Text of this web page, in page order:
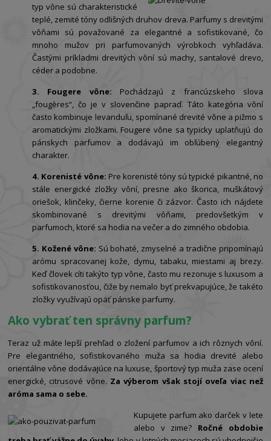
typ vône sú charakteristické
teplé, zemité tóny odlišných druhov dreva. Parfumy s drevitými
vôňami sú považované za elegantné a sofistikované, čo
mnoho mužov pri parfumovaných výrobkoch vyhľadáva.
Častými príkladmi drevitých vôní sú machy, santalové drevo,
céder a podobne.
3. Fougere vône: Pochádzajú z francúzskeho slova
„fougères“, čo je v slovenčine papraď. Táto kategória vôní
často kombinuje levanduľu, spomínané drevité vône a pižmo s
aromatickými zložkami. Fougere vône sa typicky uplatňujú do
pánskych parfumov a dodávajú im obľúbený elegantný
charakter.
4. Korenisté vône: Pre korenisté tóny sú typické pikantné, no
stále energické zložky vôní, presne ako škorica, muškátový
oriešok, klinčeky, čierne korenie či zázvor. Často ich nájdete
skombinované s drevitými vôňami, predovšetkým v
parfumoch, ktoré sa hodia na večer a do zimného obdobia.
5. Kožené vône: Sú bohaté, zmyselné a tradične pripomínajú
arómu spracovanej kože, dymu, tabaku, miestami aj brezy.
Keď človek cíti takýto typ vône, často mu rezonuje s luxusom a
sofistikovanosťou, čiže by nemalo byť prekvapujúce, že takéto
zložky využívajú opäť pánske parfumy.
Ako vybrať ten správny parfum?
Teraz už máte lepší prehľad o zložení parfumov a ich rôznych vôní.
Pre elegantného, sofistikovaného muža sa hodia drevité alebo
orientálne vône dodávajúce na luxuse, športový typ muža zase ocení
energické, citrusové vône. Za výberom však stojí oveľa viac než
aróma sama o sebe.
Kupujete parfum ako darček v lete
alebo v zime? Ročné obdobie